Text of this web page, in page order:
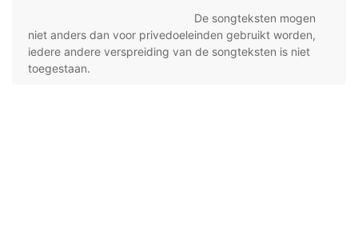
De songteksten mogen
niet anders dan voor privedoeleinden gebruikt worden,
iedere andere verspreiding van de songteksten is niet
toegestaan.